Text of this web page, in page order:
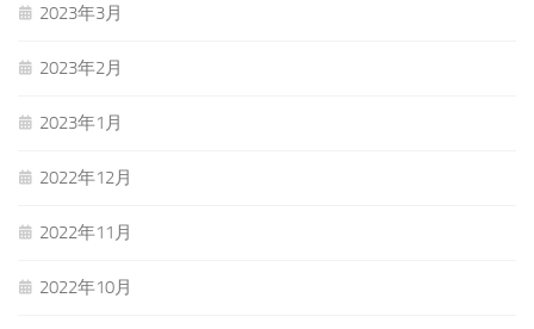
2023年3月
2023年2月
2023年1月
2022年12月
2022年11月
2022年10月